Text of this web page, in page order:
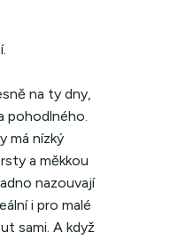
na ty dny,
pohodlného.
má nízký
a měkkou
nazouvají
i pro malé
sami. A když